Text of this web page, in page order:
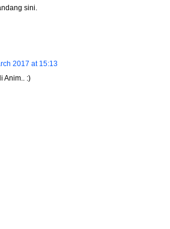
sini.
2017 at 15:13
Anim.. :)